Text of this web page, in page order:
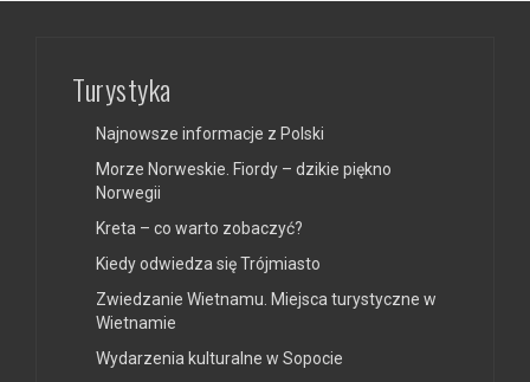
Turystyka
Najnowsze informacje z Polski
Morze Norweskie. Fiordy – dzikie piękno
Norwegii
Kreta – co warto zobaczyć?
Kiedy odwiedza się Trójmiasto
Zwiedzanie Wietnamu. Miejsca turystyczne w
Wietnamie
Wydarzenia kulturalne w Sopocie